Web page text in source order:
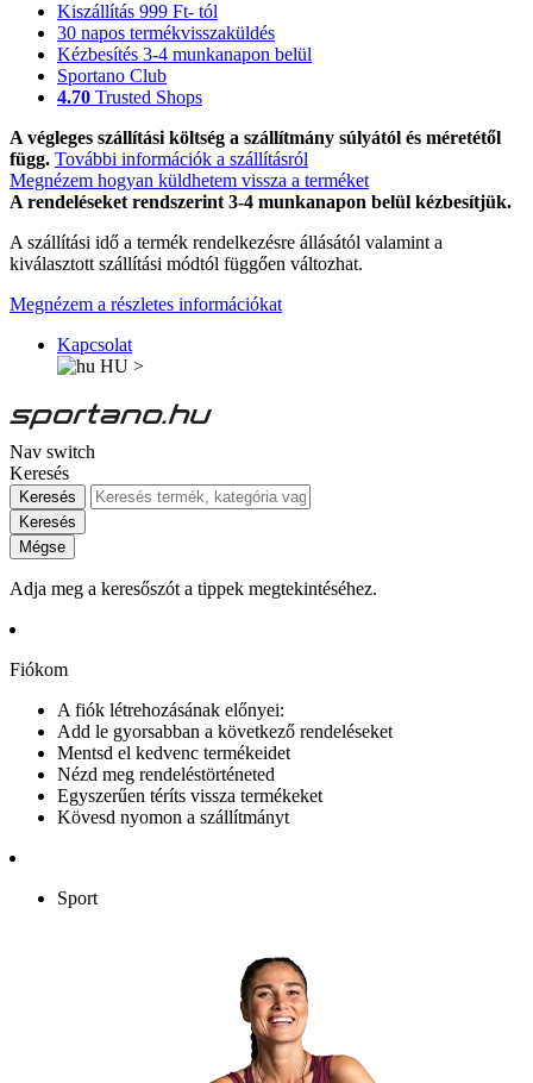
Kiszállítás 999 Ft- tól
30 napos termékvisszaküldés
Kézbesítés 3-4 munkanapon belül
Sportano Club
4.70 Trusted Shops
A végleges szállítási költség a szállítmány súlyától és méretétől
függ. További információk a szállításról
Megnézem hogyan küldhetem vissza a terméket
A rendeléseket rendszerint 3-4 munkanapon belül kézbesítjük.
A szállítási idő a termék rendelkezésre állásától valamint a
kiválasztott szállítási módtól függően változhat.
Megnézem a részletes információkat
Kapcsolat
HU >
Nav switch
Keresés
Keresés
Keresés
Mégse
Adja meg a keresőszót a tippek megtekintéséhez.
Fiókom
A fiók létrehozásának előnyei:
Add le gyorsabban a következő rendeléseket
Mentsd el kedvenc termékeidet
Nézd meg rendeléstörténeted
Egyszerűen téríts vissza termékeket
Kövesd nyomon a szállítmányt
Sport